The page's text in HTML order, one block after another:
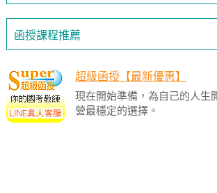
函授課程推薦
超級函授【最新優惠】
現在開始準備，為自己的人生
營最穩定的選擇。